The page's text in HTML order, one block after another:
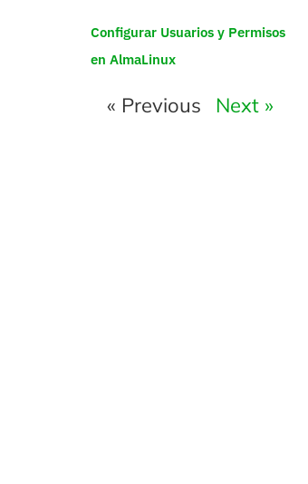
Configurar Usuarios y Permisos
en AlmaLinux
« Previous Next »